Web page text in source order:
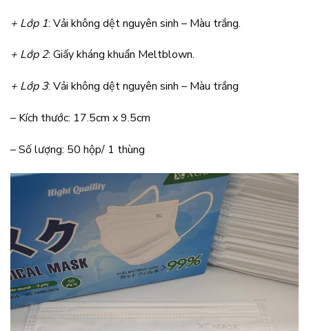
+ Lớp 1: Vải không dệt nguyên sinh – Màu trắng.
+ Lớp 2: Giấy kháng khuẩn Meltblown.
+ Lớp 3: Vải không dệt nguyên sinh – Màu trắng
– Kích thước: 17.5cm x 9.5cm
– Số lượng: 50 hộp/ 1 thùng